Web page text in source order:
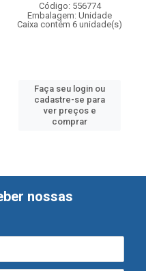
Código: 556774
Embalagem: Unidade
Caixa contém 6 unidade(s)
Faça seu login ou
cadastre-se para
ver preços e
comprar
nossas